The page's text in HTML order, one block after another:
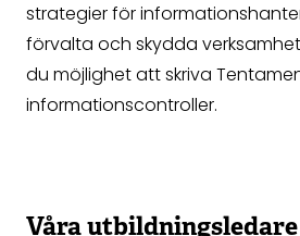
strategier för
förvalta och skydda
du möjlighet att skriva
informationscontroller.
Våra utbildningsledare